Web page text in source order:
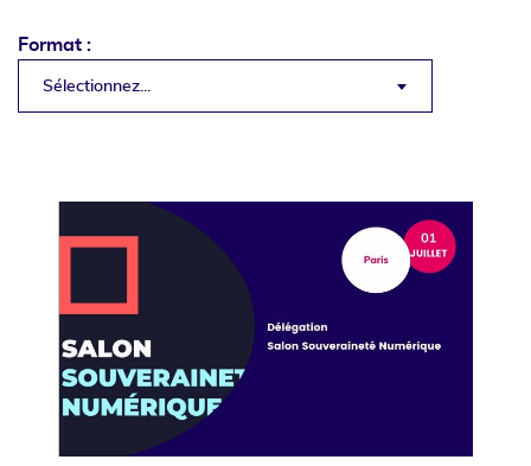
Format :
Sélectionnez...